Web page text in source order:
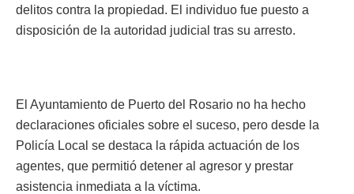
delitos contra la propiedad. El individuo fue puesto a
disposición de la autoridad judicial tras su arresto.
El Ayuntamiento de Puerto del Rosario no ha hecho
declaraciones oficiales sobre el suceso, pero desde la
Policía Local se destaca la rápida actuación de los
agentes, que permitió detener al agresor y prestar
asistencia inmediata a la víctima.